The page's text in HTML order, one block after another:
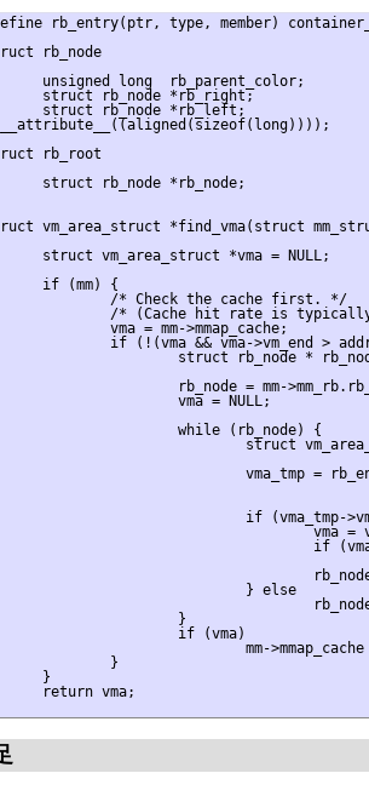
rb_entry(ptr, type, member)
rb_node
unsigned long  rb_parent_color;
struct rb_node *rb_right;
struct rb_node *rb_left;
rb_root
struct rb_node *rb_node;
vm_area_struct *find_vma(struct
struct vm_area_struct *vma = NULL;
if (mm) {
/* Check the cache first. */
/* (Cache hit rate is
vma = mm->mmap_cache;
if (!(vma && vma->vm_end >
struct rb_node *
rb_node = mm-
vma = NULL;
while (rb_node) {
struct
vma_tmp =
if (vma_tmp-
vma =
if
} else
}
if (vma)
mm->mmap_cache
}
}
return vma;